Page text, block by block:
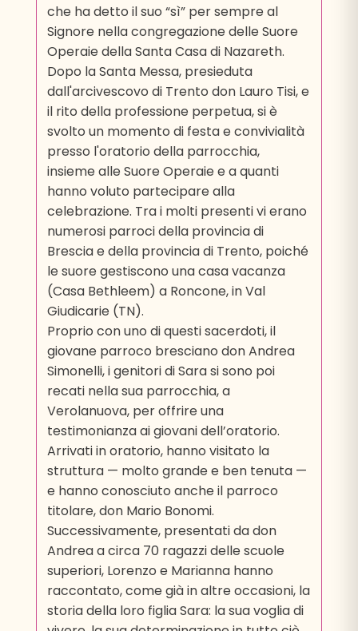
che ha detto il suo “sì” per sempre al
Signore nella congregazione delle Suore
Operaie della Santa Casa di Nazareth.
Dopo la Santa Messa, presieduta
dall'arcivescovo di Trento don Lauro Tisi, e
il rito della professione perpetua, si è
svolto un momento di festa e convivialità
presso l'oratorio della parrocchia,
insieme alle Suore Operaie e a quanti
hanno voluto partecipare alla
celebrazione. Tra i molti presenti vi erano
numerosi parroci della provincia di
Brescia e della provincia di Trento, poiché
le suore gestiscono una casa vacanza
(Casa Bethleem) a Roncone, in Val
Giudicarie (TN).
Proprio con uno di questi sacerdoti, il
giovane parroco bresciano don Andrea
Simonelli, i genitori di Sara si sono poi
recati nella sua parrocchia, a
Verolanuova, per offrire una
testimonianza ai giovani dell’oratorio.
Arrivati in oratorio, hanno visitato la
struttura — molto grande e ben tenuta —
e hanno conosciuto anche il parroco
titolare, don Mario Bonomi.
Successivamente, presentati da don
Andrea a circa 70 ragazzi delle scuole
superiori, Lorenzo e Marianna hanno
raccontato, come già in altre occasioni, la
storia della loro figlia Sara: la sua voglia di